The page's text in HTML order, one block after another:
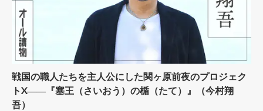
戦国の職人たちを主人公にした関ヶ原前夜のプロジェク
トX――『塞王（さいおう）の楯（たて）』（今村翔
吾）